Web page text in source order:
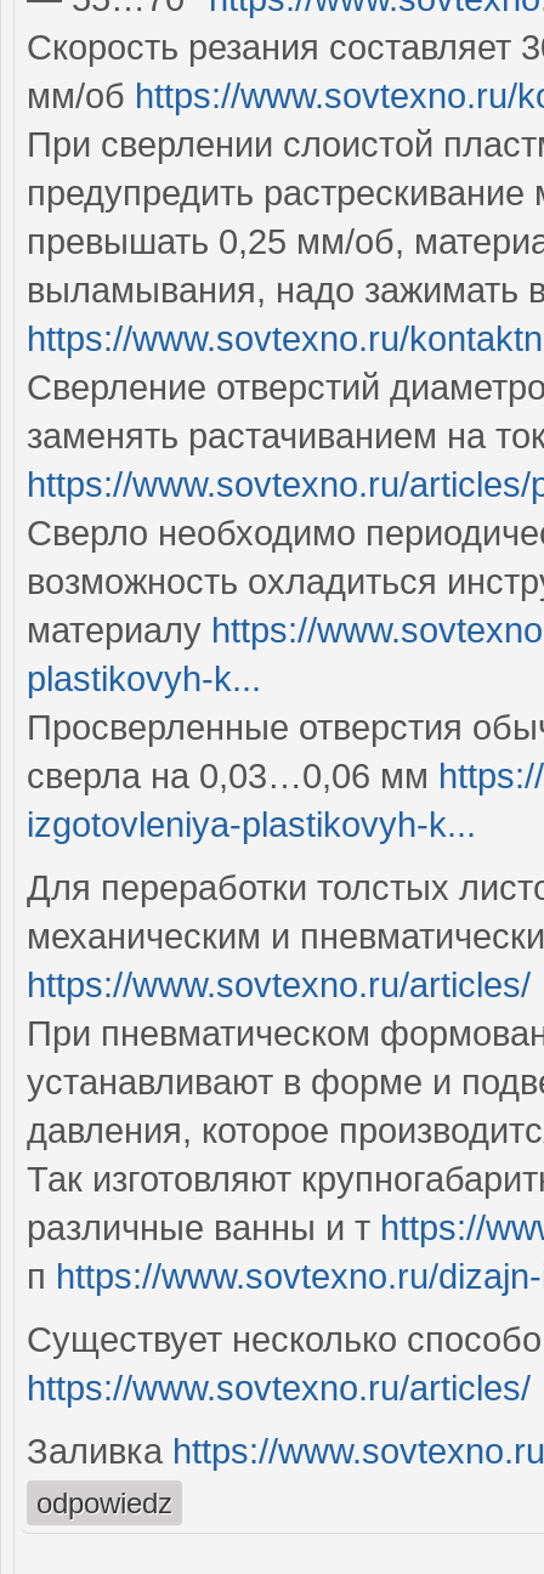
Скорость резания
мм/об https://www.sovtexno.ru/
При сверлении слоистой
предупредить
превышать 0,25 мм/об,
выламывания, надо зажимать
https://www.sovtexno.ru/
Сверление отверстий
заменять растачиванием на
https://www.sovtexno.ru/
Сверло необходимо
возможность охладиться
материалу https://
plastikovyh-k...
Просверленные отверстия
сверла на 0,03…0,06 мм
izgotovleniya-plastikovyh-k...
Для переработки толстых
механическим и
https://www.sovtexno.ru/articles/
При пневматическом
устанавливают в форме и
давления, которое
Так изготовляют
различные ванны и т https://
п https://www.sovtexno.ru/
Существует несколько
https://www.sovtexno.ru/articles/
Заливка https://
odpowiedz